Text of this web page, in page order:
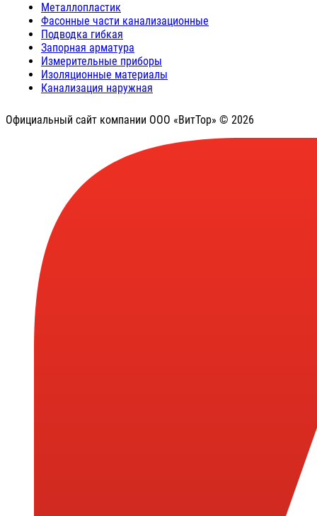
Металлопластик
Фасонные части канализационные
Подводка гибкая
Запорная арматура
Измерительные приборы
Изоляционные материалы
Канализация наружная
Официальный сайт компании ООО «ВитТор» © 2026